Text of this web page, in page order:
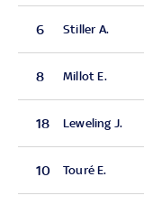
6 Stiller A.
8 Millot E.
18 Leweling J.
10 Touré E.